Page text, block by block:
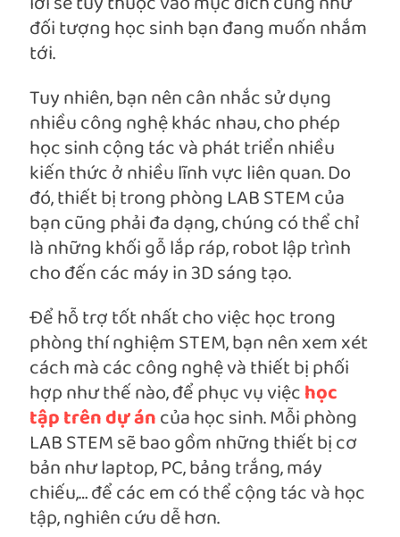
đối tượng học sinh bạn đang muốn nhắm
tới.
Tuy nhiên, bạn nên cân nhắc sử dụng
nhiều công nghệ khác nhau, cho phép
học sinh cộng tác và phát triển nhiều
kiến thức ở nhiều lĩnh vực liên quan. Do
đó, thiết bị trong phòng LAB STEM của
bạn cũng phải đa dạng, chúng có thể chỉ
là những khối gỗ lắp ráp, robot lập trình
cho đến các máy in 3D sáng tạo.
Để hỗ trợ tốt nhất cho việc học trong
phòng thí nghiệm STEM, bạn nên xem xét
cách mà các công nghệ và thiết bị phối
hợp như thế nào, để phục vụ việchọc
tập trên dự áncủa học sinh. Mỗi phòng
LAB STEM sẽ bao gồm những thiết bị cơ
bản như laptop, PC, bảng trắng, máy
chiếu,… để các em có thể cộng tác và học
tập, nghiên cứu dễ hơn.